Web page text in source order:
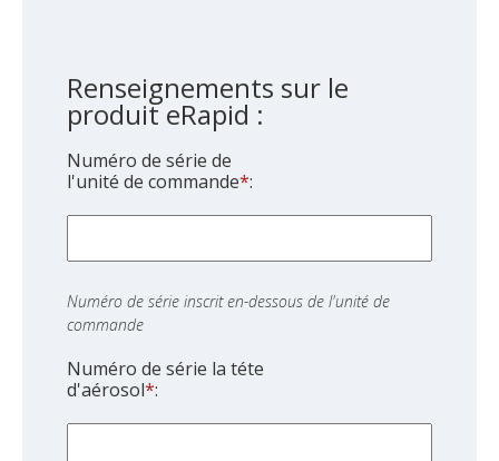
Renseignements sur le
produit eRapid :
Numéro de série de
l'unité de commande*:
Numéro de série inscrit en-dessous de l'unité de
commande
Numéro de série la téte
d'aérosol*: